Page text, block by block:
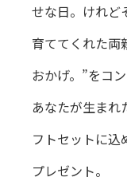
せな日。けれど
育ててくれた両
おかげ。”をコ
あなたが生まれ
フトセットに込
プレゼント。